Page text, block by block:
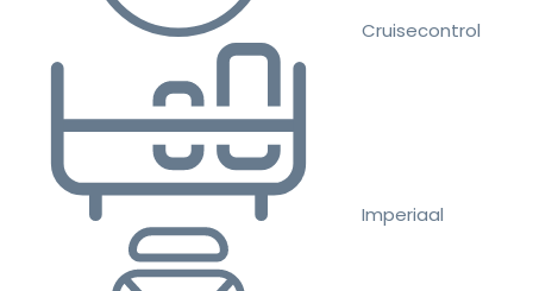
Cruisecontrol
Imperiaal